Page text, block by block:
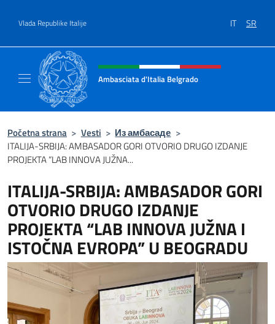
Vlada Republike Italije IT SR
Header, social and menu of site
Ambasciata d'Italia Belgrado
Početna strana > Vesti > Из амбасаде >
ITALIJA-SRBIJA: AMBASADOR GORI OTVORIO DRUGO IZDANJE
PROJEKTA “LAB INNOVA JUŽNA...
ITALIJA-SRBIJA: AMBASADOR GORI
OTVORIO DRUGO IZDANJE
PROJEKTA “LAB INNOVA JUŽNA I
ISTOČNA EVROPA” U BEOGRADU